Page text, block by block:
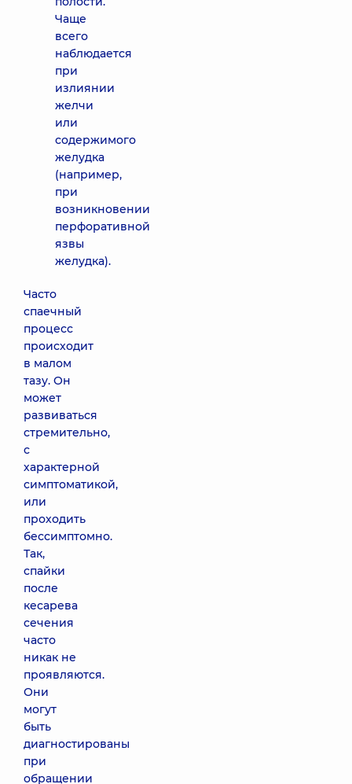
Чаще
всего
наблюдается
при
излиянии
желчи
или
содержимого
желудка
(например,
при
возникновении
перфоративной
язвы
желудка).
Часто
спаечный
процесс
происходит
в малом
тазу. Он
может
развиваться
стремительно,
с
характерной
симптоматикой,
или
проходить
бессимптомно.
Так,
спайки
после
кесарева
сечения
часто
никак не
проявляются.
Они
могут
быть
диагностированы
при
обращении